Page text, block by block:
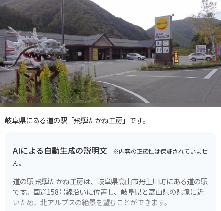
岐阜県にある道の駅「飛騨たかね工房」です。
AIによる自動生成の説明文 ※内容の正確性は保証されていませ
ん。
道の駅 飛騨たかね工房は、岐阜県高山市丹生川町にある道の駅
です。国道158号線沿いに位置し、岐阜県と富山県の県境に近
いため、北アルプスの絶景を望むことができます。